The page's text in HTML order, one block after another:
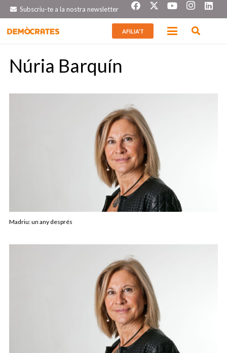
Subscriu-te a la nostra newsletter
AFILIA’T
Núria Barquín
Madriu: un any després